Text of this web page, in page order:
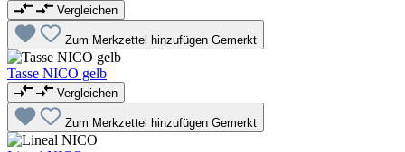
Vergleichen
Zum Merkzettel hinzufügen Gemerkt
Tasse NICO gelb
Vergleichen
Zum Merkzettel hinzufügen Gemerkt